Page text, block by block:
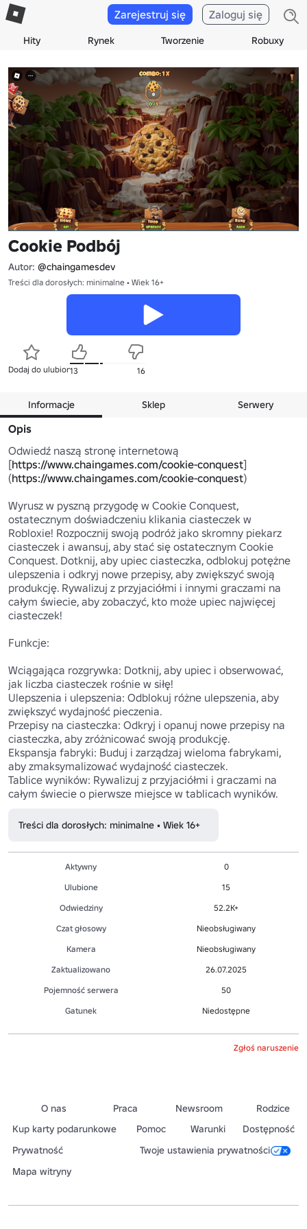
Hity Rynek Tworzenie Robuxy
Zarejestruj się Zaloguj się
Cookie Podbój
Autor: @chaingamesdev
Treści dla dorosłych: minimalne • Wiek 16+
Dodaj do ulubionych
13 16
Informacje Sklep Serwery
Opis
Odwiedź naszą stronę internetową
[https://www.chaingames.com/cookie-conquest]
(https://www.chaingames.com/cookie-conquest)
Wyrusz w pyszną przygodę w Cookie Conquest,
ostatecznym doświadczeniu klikania ciasteczek w
Robloxie! Rozpocznij swoją podróż jako skromny piekarz
ciasteczek i awansuj, aby stać się ostatecznym Cookie
Conquest. Dotknij, aby upiec ciasteczka, odblokuj potężne
ulepszenia i odkryj nowe przepisy, aby zwiększyć swoją
produkcję. Rywalizuj z przyjaciółmi i innymi graczami na
całym świecie, aby zobaczyć, kto może upiec najwięcej
ciasteczek!
Funkcje:
Wciągająca rozgrywka: Dotknij, aby upiec i obserwować,
jak liczba ciasteczek rośnie w siłę!
Ulepszenia i ulepszenia: Odblokuj różne ulepszenia, aby
zwiększyć wydajność pieczenia.
Przepisy na ciasteczka: Odkryj i opanuj nowe przepisy na
ciasteczka, aby zróżnicować swoją produkcję.
Ekspansja fabryki: Buduj i zarządzaj wieloma fabrykami,
aby zmaksymalizować wydajność ciasteczek.
Tablice wyników: Rywalizuj z przyjaciółmi i graczami na
Treści dla dorosłych: minimalne • Wiek 16+
Aktywny
0
Ulubione
15
Odwiedziny
52.2K+
Czat głosowy
Nieobsługiwany
Kamera
Nieobsługiwany
Zaktualizowano
26.07.2025
Pojemność serwera
50
Gatunek
Niedostępne
Zgłoś naruszenie
O nas Praca Newsroom
Rodzice
Kup karty podarunkowe
Pomoc Warunki
Dostępność
Prywatność
Twoje ustawienia prywatności
Mapa witryny